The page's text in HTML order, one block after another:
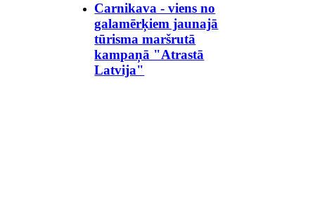
Carnikava - viens no
galamērķiem jaunajā
tūrisma maršrutā
kampaņā "Atrastā
Latvija"